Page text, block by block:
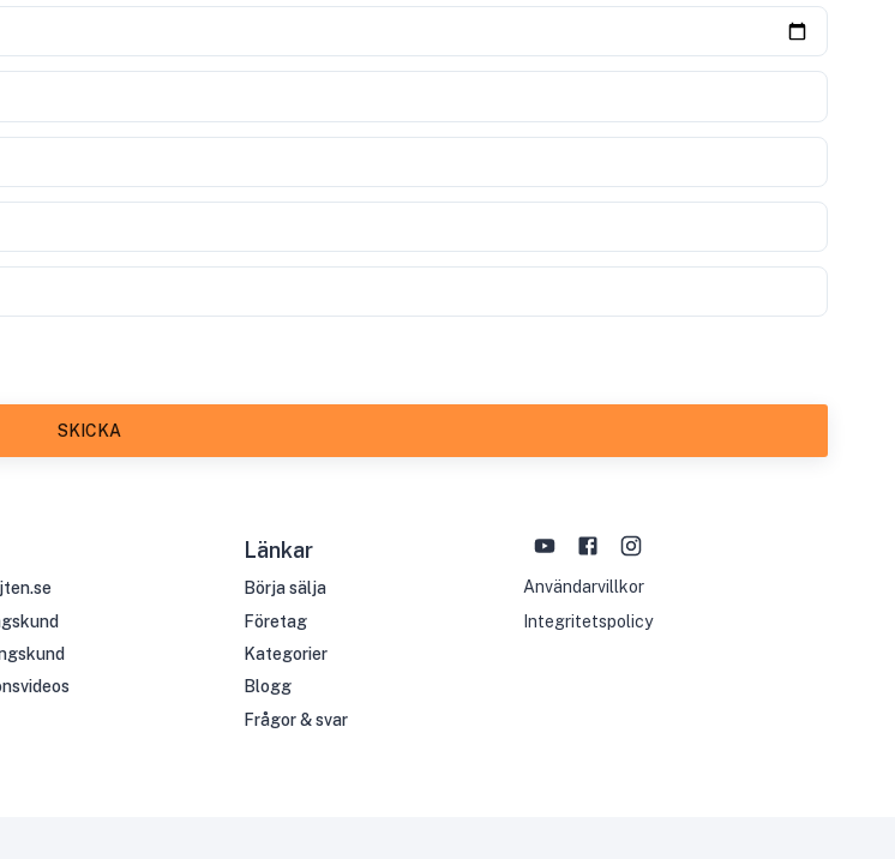
SKICKA
Länkar
Börja sälja
Företag
Kategorier
Blogg
Frågor & svar
Användarvillkor
Integritetspolicy